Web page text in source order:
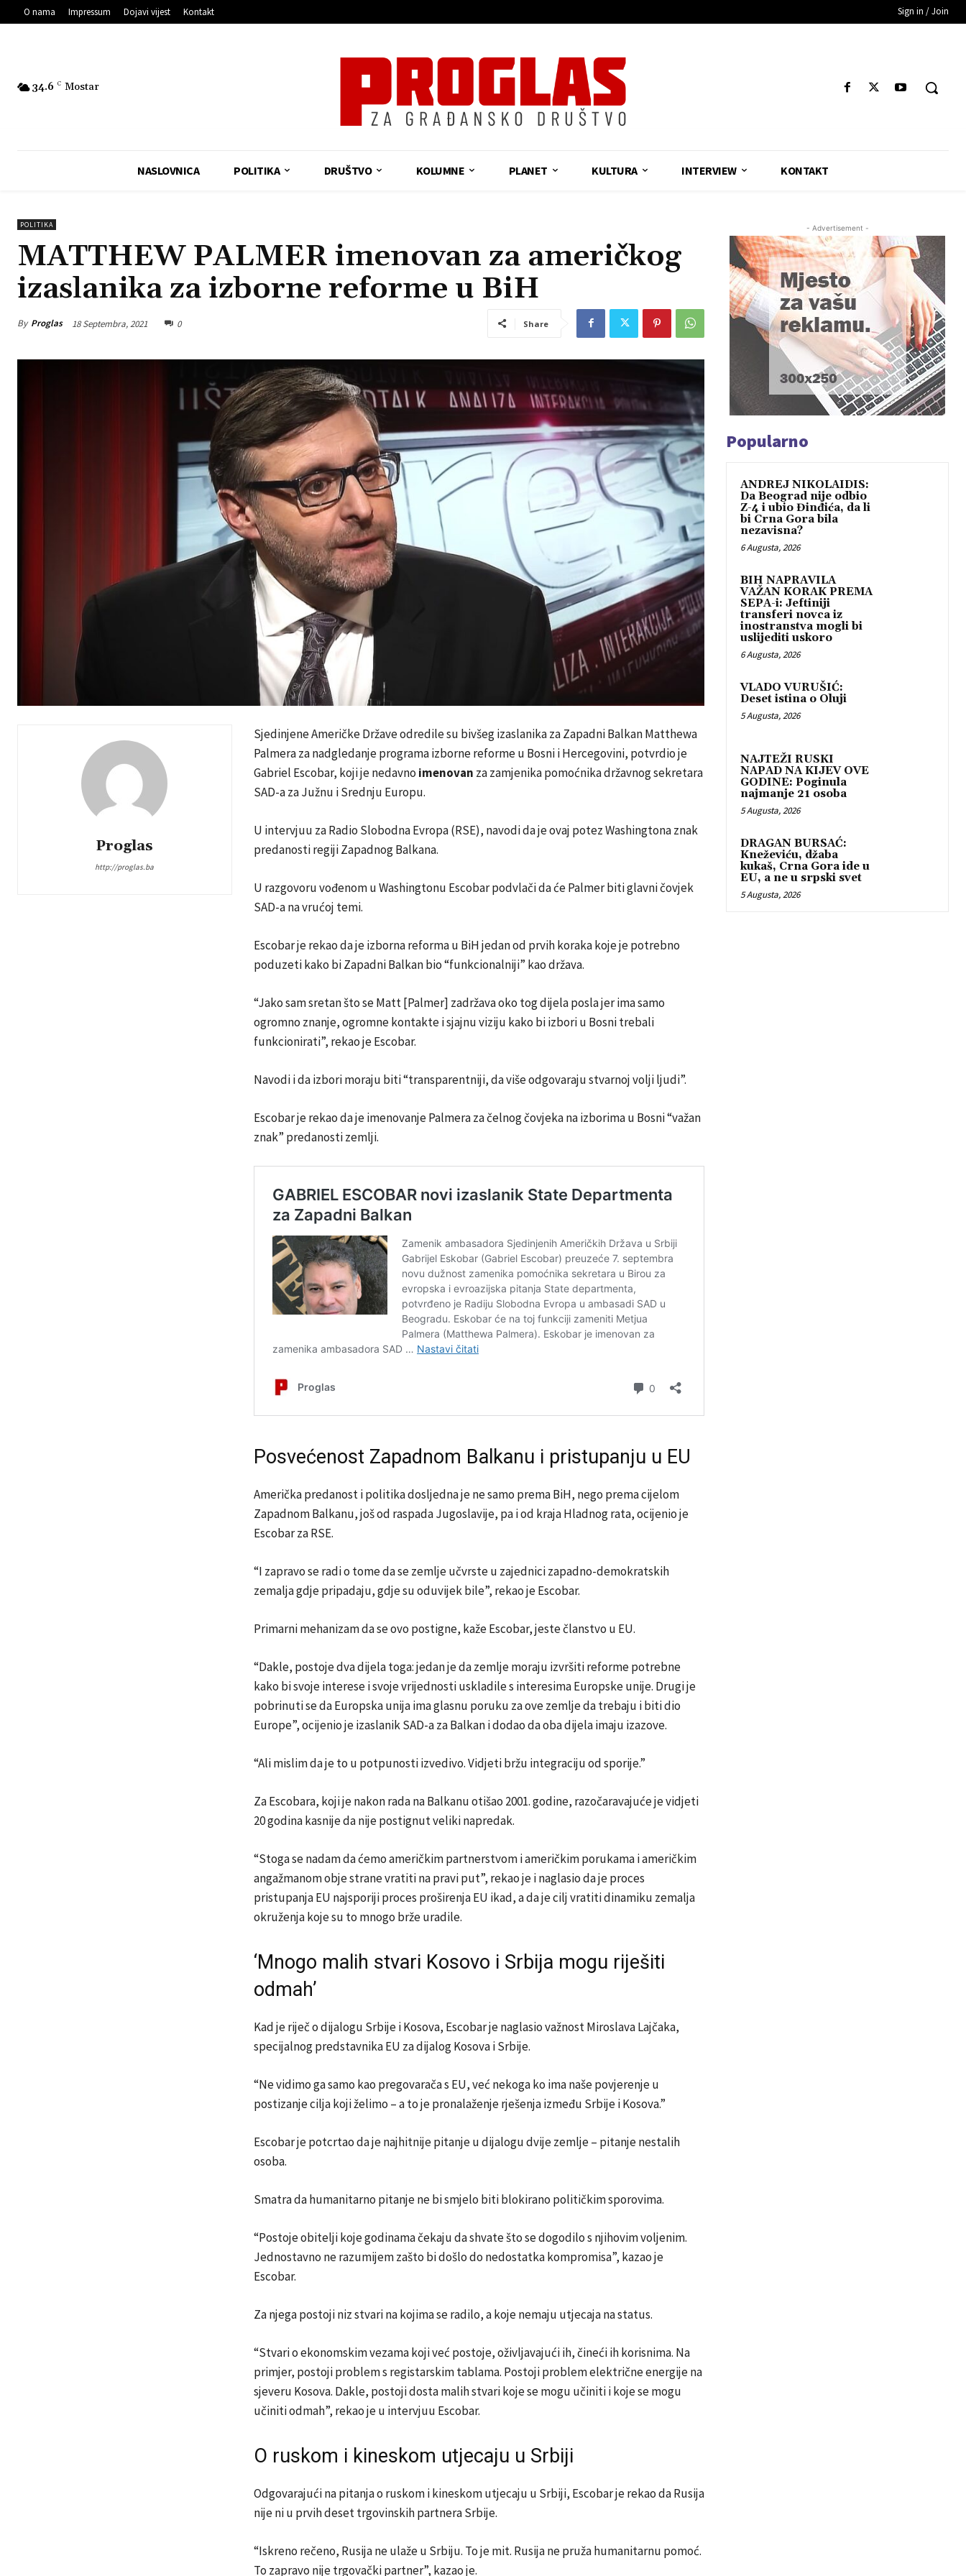
O nama Impressum Dojavi vijest Kontakt Sign in / Join
34.6 C Mostar
NASLOVNICA POLITIKA DRUŠTVO KOLUMNE PLANET KULTURA INTERVIEW KONTAKT
POLITIKA
MATTHEW PALMER imenovan za američkog
izaslanika za izborne reforme u BiH
By Proglas 18 Septembra, 2021 0 Share
Proglas
http://proglas.ba
Sjedinjene Američke Države odredile su bivšeg izaslanika za Zapadni Balkan Matthewa
Palmera za nadgledanje programa izborne reforme u Bosni i Hercegovini, potvrdio je
Gabriel Escobar, koji je nedavno imenovan za zamjenika pomoćnika državnog sekretara
SAD-a za Južnu i Srednju Europu.
U intervjuu za Radio Slobodna Evropa (RSE), navodi da je ovaj potez Washingtona znak
predanosti regiji Zapadnog Balkana.
U razgovoru vođenom u Washingtonu Escobar podvlači da će Palmer biti glavni čovjek
SAD-a na vrućoj temi.
Escobar je rekao da je izborna reforma u BiH jedan od prvih koraka koje je potrebno
poduzeti kako bi Zapadni Balkan bio “funkcionalniji” kao država.
“Jako sam sretan što se Matt [Palmer] zadržava oko tog dijela posla jer ima samo
ogromno znanje, ogromne kontakte i sjajnu viziju kako bi izbori u Bosni trebali
funkcionirati”, rekao je Escobar.
Navodi i da izbori moraju biti “transparentniji, da više odgovaraju stvarnoj volji ljudi”.
Escobar je rekao da je imenovanje Palmera za čelnog čovjeka na izborima u Bosni “važan
znak” predanosti zemlji.
Posvećenost Zapadnom Balkanu i pristupanju u EU
Američka predanost i politika dosljedna je ne samo prema BiH, nego prema cijelom
Zapadnom Balkanu, još od raspada Jugoslavije, pa i od kraja Hladnog rata, ocijenio je
Escobar za RSE.
“I zapravo se radi o tome da se zemlje učvrste u zajednici zapadno-demokratskih
zemalja gdje pripadaju, gdje su oduvijek bile”, rekao je Escobar.
Primarni mehanizam da se ovo postigne, kaže Escobar, jeste članstvo u EU.
“Dakle, postoje dva dijela toga: jedan je da zemlje moraju izvršiti reforme potrebne
kako bi svoje interese i svoje vrijednosti uskladile s interesima Europske unije. Drugi je
pobrinuti se da Europska unija ima glasnu poruku za ove zemlje da trebaju i biti dio
Europe”, ocijenio je izaslanik SAD-a za Balkan i dodao da oba dijela imaju izazove.
“Ali mislim da je to u potpunosti izvedivo. Vidjeti bržu integraciju od sporije.”
Za Escobara, koji je nakon rada na Balkanu otišao 2001. godine, razočaravajuće je vidjeti
20 godina kasnije da nije postignut veliki napredak.
“Stoga se nadam da ćemo američkim partnerstvom i američkim porukama i američkim
angažmanom obje strane vratiti na pravi put”, rekao je i naglasio da je proces
pristupanja EU najsporiji proces proširenja EU ikad, a da je cilj vratiti dinamiku zemalja
okruženja koje su to mnogo brže uradile.
‘Mnogo malih stvari Kosovo i Srbija mogu riješiti
odmah’
Kad je riječ o dijalogu Srbije i Kosova, Escobar je naglasio važnost Miroslava Lajčaka,
specijalnog predstavnika EU za dijalog Kosova i Srbije.
“Ne vidimo ga samo kao pregovarača s EU, već nekoga ko ima naše povjerenje u
postizanje cilja koji želimo – a to je pronalaženje rješenja između Srbije i Kosova.”
Escobar je potcrtao da je najhitnije pitanje u dijalogu dvije zemlje – pitanje nestalih
osoba.
Smatra da humanitarno pitanje ne bi smjelo biti blokirano političkim sporovima.
“Postoje obitelji koje godinama čekaju da shvate što se dogodilo s njihovim voljenim.
Jednostavno ne razumijem zašto bi došlo do nedostatka kompromisa”, kazao je
Escobar.
Za njega postoji niz stvari na kojima se radilo, a koje nemaju utjecaja na status.
“Stvari o ekonomskim vezama koji već postoje, oživljavajući ih, čineći ih korisnima. Na
primjer, postoji problem s registarskim tablama. Postoji problem električne energije na
sjeveru Kosova. Dakle, postoji dosta malih stvari koje se mogu učiniti i koje se mogu
učiniti odmah”, rekao je u intervjuu Escobar.
O ruskom i kineskom utjecaju u Srbiji
Odgovarajući na pitanja o ruskom i kineskom utjecaju u Srbiji, Escobar je rekao da Rusija
nije ni u prvih deset trgovinskih partnera Srbije.
“Iskreno rečeno, Rusija ne ulaže u Srbiju. To je mit. Rusija ne pruža humanitarnu pomoć.
To zapravo nije trgovački partner”, kazao je.
- Advertisement -
Popularno
ANDREJ NIKOLAIDIS:
Da Beograd nije odbio
Z-4 i ubio Đinđića, da li
bi Crna Gora bila
nezavisna?
6 Augusta, 2026
BIH NAPRAVILA
VAŽAN KORAK PREMA
SEPA-i: Jeftiniji
transferi novca iz
inostranstva mogli bi
uslijediti uskoro
6 Augusta, 2026
VLADO VURUŠIĆ:
Deset istina o Oluji
5 Augusta, 2026
NAJTEŽI RUSKI
NAPAD NA KIJEV OVE
GODINE: Poginula
najmanje 21 osoba
5 Augusta, 2026
DRAGAN BURSAĆ:
Kneževiću, džaba
kukaš, Crna Gora ide u
EU, a ne u srpski svet
5 Augusta, 2026